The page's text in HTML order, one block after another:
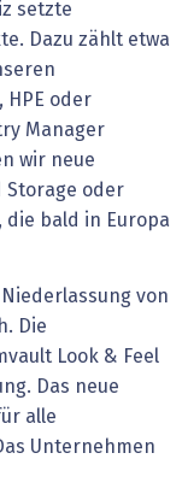
setzte
Dazu zählt etwa
HPE oder
Manager
wir neue
Storage oder
die bald in Europa
Niederlassung von
Die
Look & Feel
Das neue
alle
Unternehmen